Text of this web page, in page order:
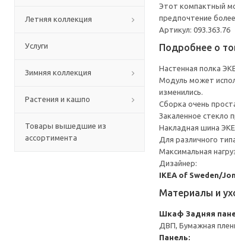
Летняя коллекция
Услуги
Зимняя коллекция
Растения и кашпо
Товары вышедшие из
ассортимента
Этот компактный
предпочтение
Артикул: 093.363.76
Подробнее о
Настенная полка
Модуль может
изменились.
Сборка очень
Закаленное стекло
Накладная шина
Для различного
Максимальная
Дизайнер:
IKEA of Sweden/
Материалы и
Шкаф Задняя
ДВП, Бумажная
Панель: